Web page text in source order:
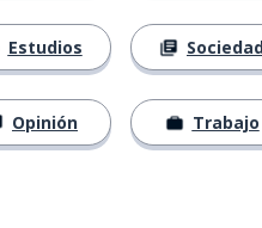
Estudios
Opinión Trabajo